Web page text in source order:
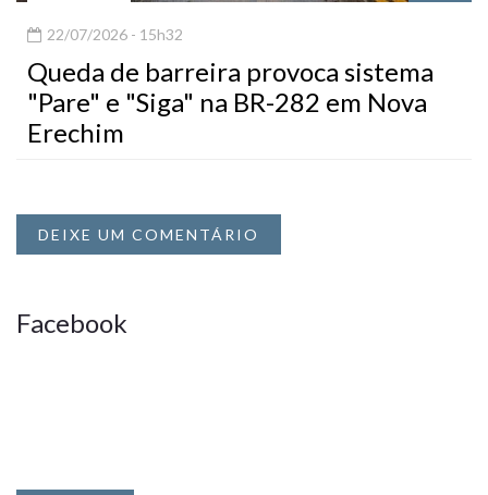
22/07/2026 - 15h32
Queda de barreira provoca sistema
"Pare" e "Siga" na BR-282 em Nova
Erechim
DEIXE UM COMENTÁRIO
Facebook